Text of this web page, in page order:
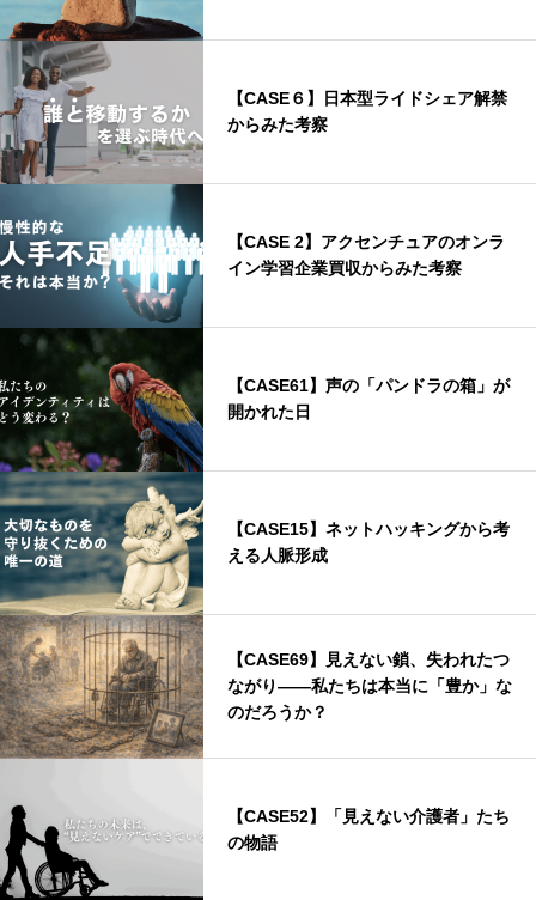
【CASE６】日本型ライドシェア解禁
からみた考察
【CASE 2】アクセンチュアのオンラ
イン学習企業買収からみた考察
【CASE61】声の「パンドラの箱」が
開かれた日
【CASE15】ネットハッキングから考
える人脈形成
【CASE69】見えない鎖、失われたつ
ながり――私たちは本当に「豊か」な
のだろうか？
【CASE52】「見えない介護者」たち
の物語